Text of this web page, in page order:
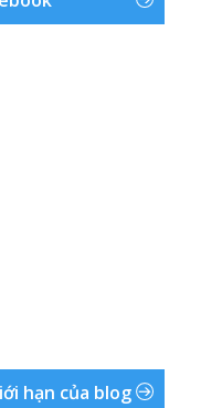
hạn của blog